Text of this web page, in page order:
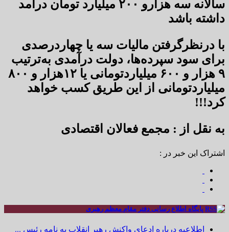
سالانه سه‌ هزارو ۲۰۰ میلیارد تومان درآمد
داشته باشد
با درنظرگرفتن مالیات سه یا چهاردرصدی
برای سود سپرده‌ها، دولت درآمدی به‌ترتیب
۹ هزار و ۶۰۰ میلیاردتومانی یا ۱۲هزار و ۸۰۰
میلیاردتومانی از این طریق کسب خواهد
کرد!!!
به نقل از : مجمع فعالان اقتصادی
اشتراک این خبر در :
پایگاه اطلاع رسانی دفتر مقام معظم رهبری
اطلاعیه درباره ادعای واکنش رهبر انقلاب به نامه رئیس ...